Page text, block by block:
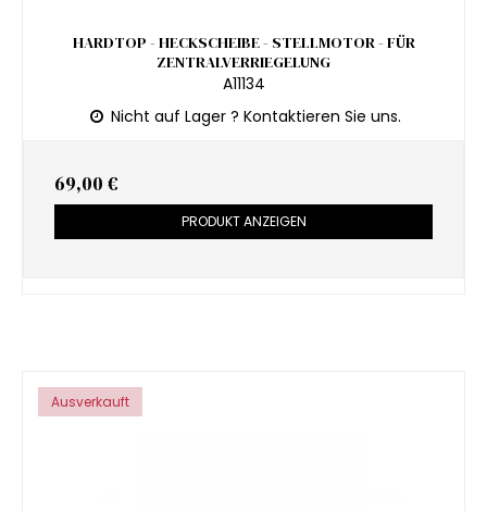
HARDTOP - HECKSCHEIBE - STELLMOTOR - FÜR
ZENTRALVERRIEGELUNG
A11134
Nicht auf Lager ? Kontaktieren Sie uns.
69,00 €
PRODUKT ANZEIGEN
Ausverkauft